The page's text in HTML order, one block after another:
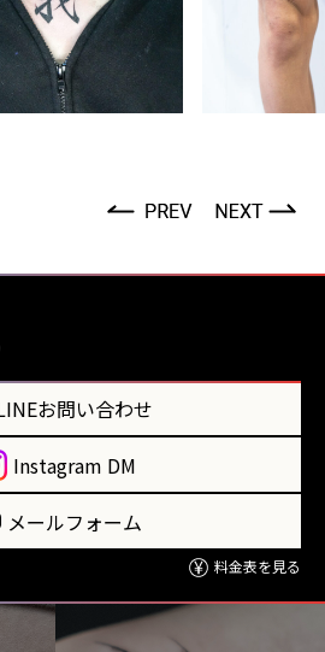
お問い合わせ
Instagram DM
メールフォーム
料金表を見る